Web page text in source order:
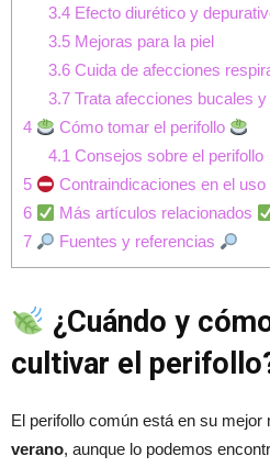
3.4Efecto diurético y
3.5Mejoras para la piel
3.6Cuida de afecciones
3.7Trata afecciones bucales y
4
Cómo tomar el perifollo
4.1 Consejos sobre el perifollo
5
Contraindicaciones en el uso
6
Más artículos relacionados
7
Fuentes y referencias
¿Cuándo y
cultivar el
El perifollo común está en su mejor
verano, aunque lo podemos